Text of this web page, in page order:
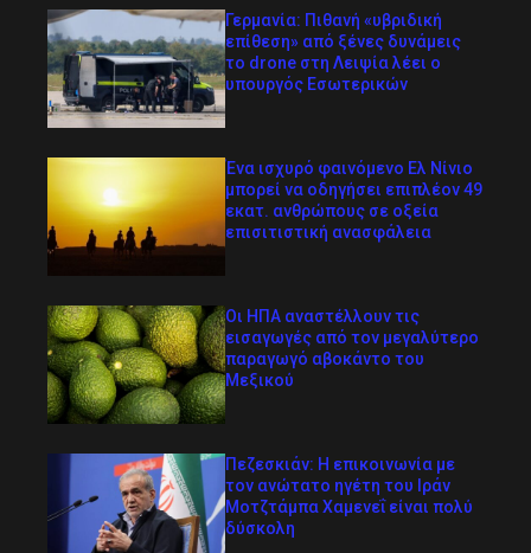
Γερμανία: Πιθανή «υβριδική
επίθεση» από ξένες δυνάμεις
το drone στη Λειψία λέει ο
υπουργός Εσωτερικών
Ένα ισχυρό φαινόμενο Ελ Νίνιο
μπορεί να οδηγήσει επιπλέον 49
εκατ. ανθρώπους σε οξεία
επισιτιστική ανασφάλεια
Οι ΗΠΑ αναστέλλουν τις
εισαγωγές από τον μεγαλύτερο
παραγωγό αβοκάντο του
Μεξικού
Πεζεσκιάν: Η επικοινωνία με
τον ανώτατο ηγέτη του Ιράν
Μοτζτάμπα Χαμενεΐ είναι πολύ
δύσκολη